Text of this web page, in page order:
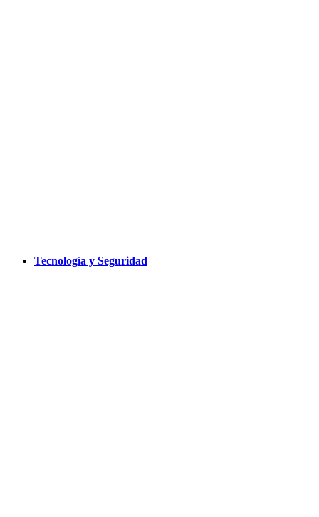
Tecnología y Seguridad